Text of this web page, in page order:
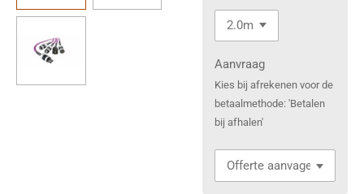
Aanvraag
Kies bij afrekenen voor de
betaalmethode: 'Betalen
bij afhalen'